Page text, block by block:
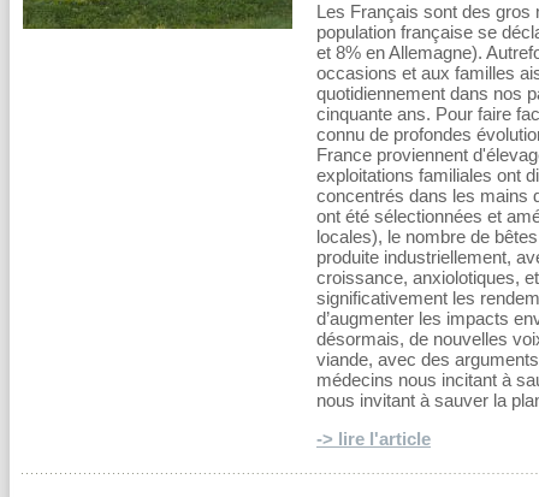
Les Français sont des gros
population française se
et 8% en Allemagne).
occasions et aux familles
quotidiennement dans nos
cinquante ans. Pour faire
connu de profondes
France proviennent
exploitations familiales ont
concentrés dans les mains
ont été sélectionnées et
locales), le nombre de
produite industriellement,
croissance, anxiolotiques,
significativement les
d’augmenter les impacts
désormais, de nouvelles
viande, avec des
médecins nous incitant à
nous invitant à sauver la
-> lire l'article